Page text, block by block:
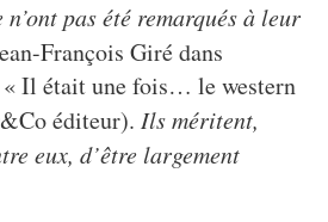
pas été remarqués à leur
François Giré dans
« Il était une fois… le western
éditeur). Ils méritent,
eux, d’être largement